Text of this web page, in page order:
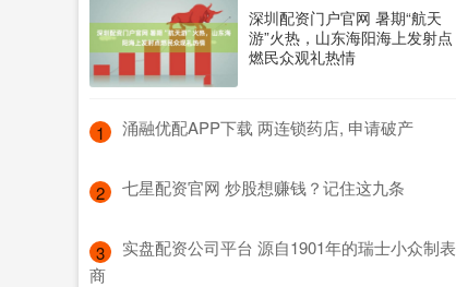
深圳配资门户官网 暑期“航天
游”火热，山东海阳海上发射点
燃民众观礼热情
1 ​涌融优配APP下载 两连锁药店, 申请破产
2 ​七星配资官网 炒股想赚钱？记住这九条
3
​实盘配资公司平台 源自1901年的瑞士小众制表
商